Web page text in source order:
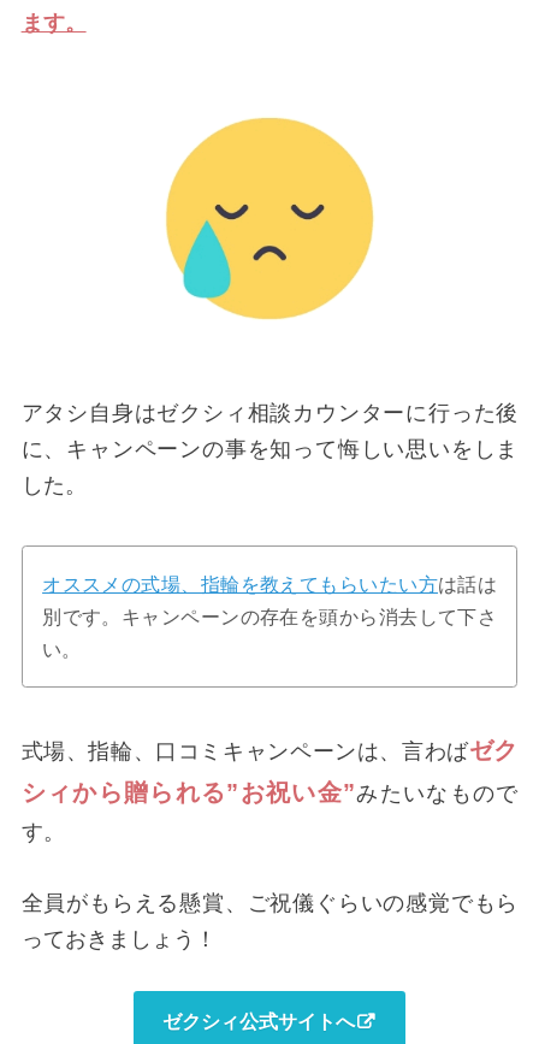
ます。
アタシ自身はゼクシィ相談カウンターに行った後
に、キャンペーンの事を知って悔しい思いをしま
した。
オススメの式場、指輪を教えてもらいたい方は話は
別です。キャンペーンの存在を頭から消去して下さ
い。
式場、指輪、口コミキャンペーンは、言わばゼク
シィから贈られる”お祝い金”みたいなもので
す。
全員がもらえる懸賞、ご祝儀ぐらいの感覚でもら
っておきましょう！
ゼクシィ公式サイトへ